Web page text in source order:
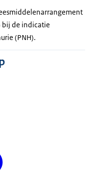
bij de indicatie
(PNH).